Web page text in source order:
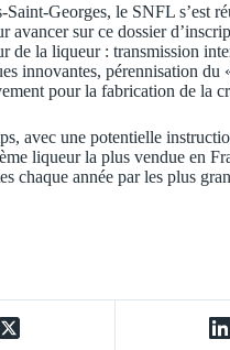
Georges, le SNFL s’est
avancer sur ce dossier
de la liqueur : transmission
innovantes, pérennisation
pour la fabrication de la
avec une potentielle
liqueur la plus vendue en
chaque année par les plus